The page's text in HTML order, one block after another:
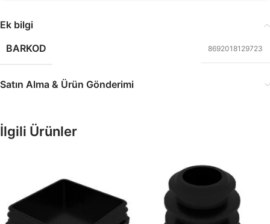
Ek bilgi
BARKOD
8692018129723
Satın Alma & Ürün Gönderimi
İlgili Ürünler